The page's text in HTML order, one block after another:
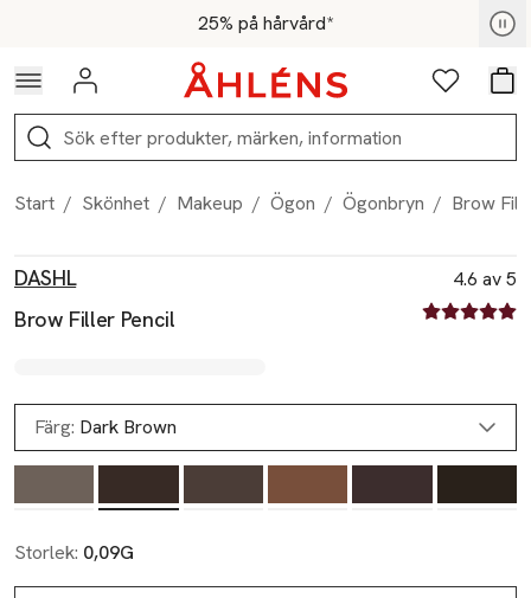
Hoppa till navigationsmenyn25% på hårvård*
För medlemmar - Shoppa nu
Logga in Favoriter
Sök
Start / Skönhet / Makeup / Ögon / Ögonbryn / Brow
DASHL
Brow Filler Pencil
4.6 av 5
4.6 av fem
Färg: Dark Brown
Storlek: 0,09G